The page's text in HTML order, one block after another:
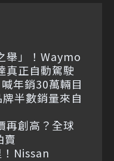
舉」！Waymo
真正自動駕駛
年銷30萬輛目
半數銷量來自
再創高？全球
賣
Nissan